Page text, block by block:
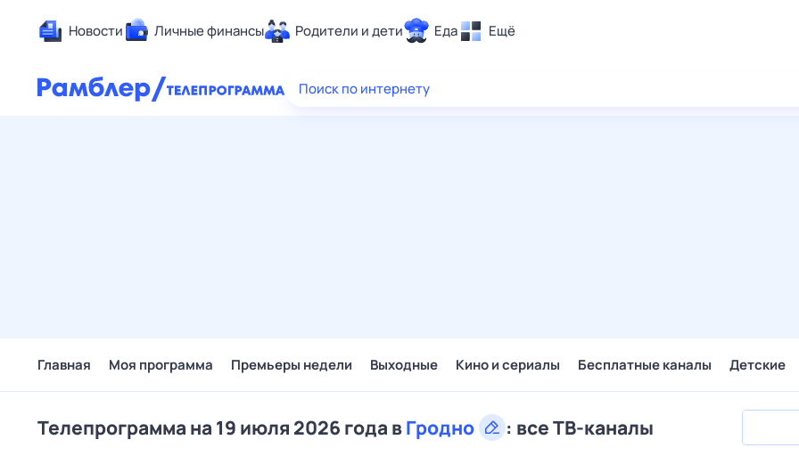
Новости Личные финансы Родители и дети Еда Ещё
Здоровье
Поиск по интернету
Главная Моя программа Премьеры недели Выходные Кино и сериалы Бесплатные каналы Детские
Телепрограмма на 19 июля 2026 года вГродно : все ТВ-каналы